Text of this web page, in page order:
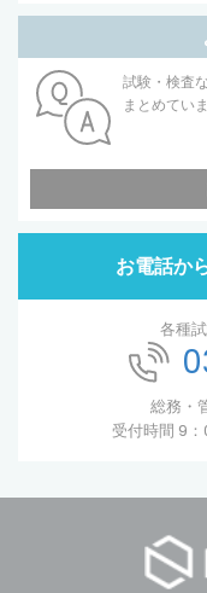
試験・検査
まとめていま
お電話か
各種
総務・
受付時間 9：